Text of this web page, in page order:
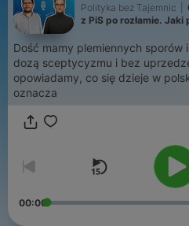
Polityka bez Tajemnic
z PiS po rozłamie. Jaki
Dość mamy plemiennych sporów
dozą sceptycyzmu i bez
opowiadamy, co się dzieje w
oznacza
00:00